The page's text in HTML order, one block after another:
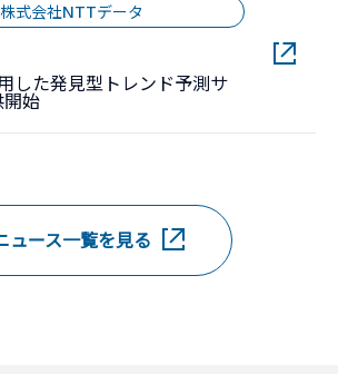
株式会社NTTデータ
した発見型トレンド予測サ
開始新しいウィンドウで開きます。
ュース一覧を見る